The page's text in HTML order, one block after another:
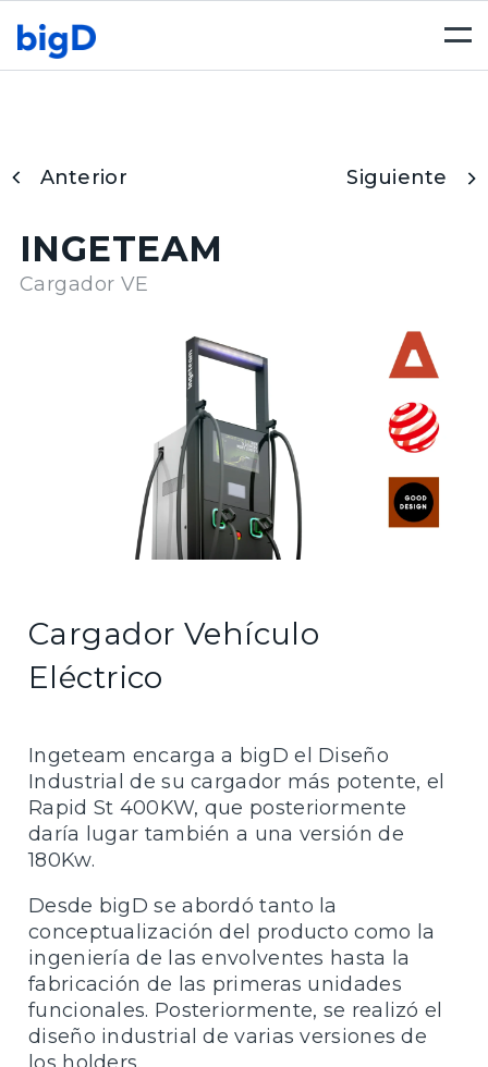
Anterior
INGETEAM
Cargador VE
Siguiente
Cargador Vehículo
Eléctrico
Ingeteam encarga a bigD el Diseño
Industrial de su cargador más potente, el
Rapid St 400KW, que posteriormente
daría lugar también a una versión de
180Kw.
Desde bigD se abordó tanto la
conceptualización del producto como la
ingeniería de las envolventes hasta la
fabricación de las primeras unidades
funcionales. Posteriormente, se realizó el
diseño industrial de varias versiones de